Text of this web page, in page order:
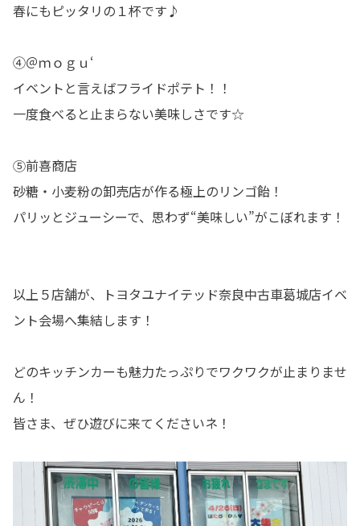
春にもピッタリの１杯です♪
④＠ｍｏｇｕ‘
イベントと言えばフライドポテト！！
一度食べると止まらない美味しさです☆
⑤前喜商店
砂糖・小麦粉の卸売店が作る極上のリンゴ飴！
パリッとジューシーで、思わず“美味しい”がこぼれます！
以上５店舗が、トヨタユナイテッド奈良中古車葛城店イベ
ント会場へ集結します！
どのキッチンカーも魅力たっぷりでワクワクが止まりませ
ん！
皆さま、ぜひ遊びに来てくださいネ！